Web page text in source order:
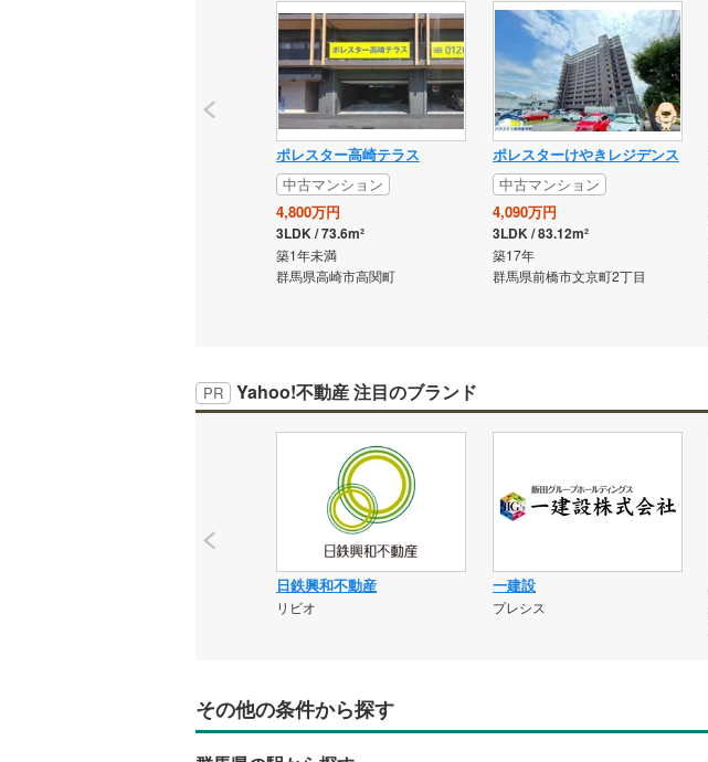
ポレスター高崎テラス
中古マンション
4,800万円
3LDK / 73.6m²
築1年未満
群馬県高崎市高関町
ポレスターけやきレジデンス
中古マンション
4,090万円
3LDK / 83.12m²
築17年
群馬県前橋市文京町2丁目
PR Yahoo!不動産 注目のブランド
日鉄興和不動産
リビオ
一建設
プレシス
その他の条件から探す